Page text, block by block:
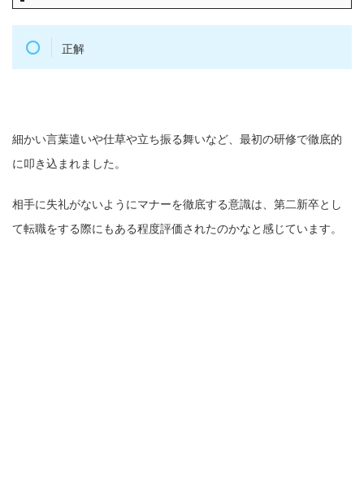
正解
細かい言葉遣いや仕草や立ち振る舞いなど、最初の研修で徹底的
に叩き込まれました。
相手に失礼がないようにマナーを徹底する意識は、第二新卒とし
て転職をする際にもある程度評価されたのかなと感じています。